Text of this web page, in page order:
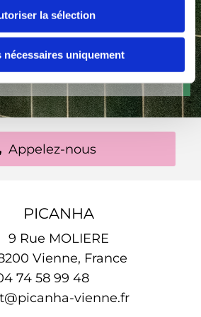
la sélection
nécessaires uniquement
Picanha!
Appelez-nous
PICANHA
9 Rue MOLIERE
Vienne, France
74 58 99 48
vienne.fr